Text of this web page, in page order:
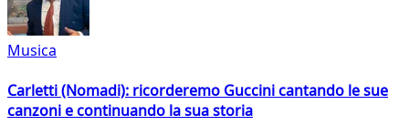
Musica
Carletti (Nomadi): ricorderemo Guccini cantando le sue
canzoni e continuando la sua storia